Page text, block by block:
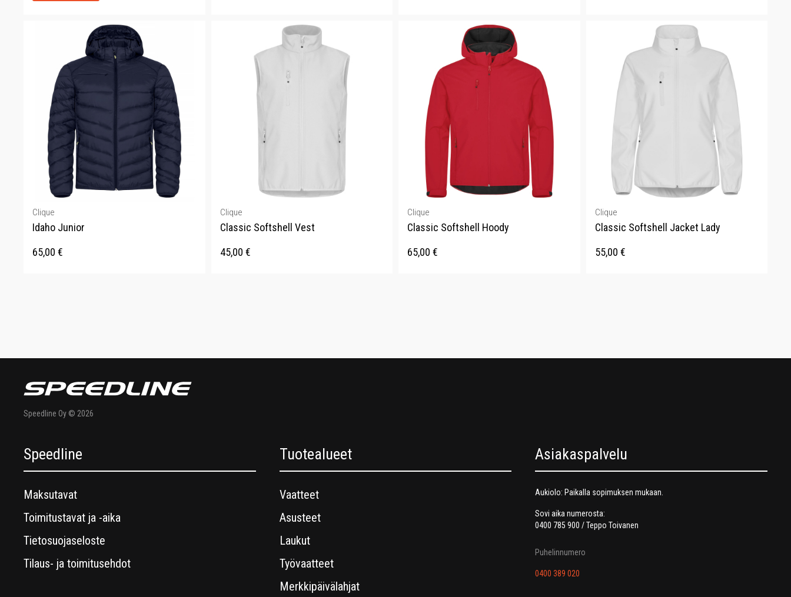
Clique
Idaho Junior
65,00 €
Clique
Classic Softshell Vest
45,00 €
Clique
Classic Softshell Hoody
65,00 €
Clique
Classic Softshell Jacket Lady
55,00 €
Speedline Oy © 2026
Speedline
Maksutavat
Toimitustavat ja -aika
Tietosuojaseloste
Tilaus- ja toimitusehdot
Tuotealueet
Vaatteet
Asusteet
Laukut
Työvaatteet
Merkkipäivälahjat
Asiakaspalvelu
Aukiolo: Paikalla sopimuksen mukaan.
Sovi aika numerosta:
0400 785 900 / Teppo Toivanen
Puhelinnumero
0400 389 020